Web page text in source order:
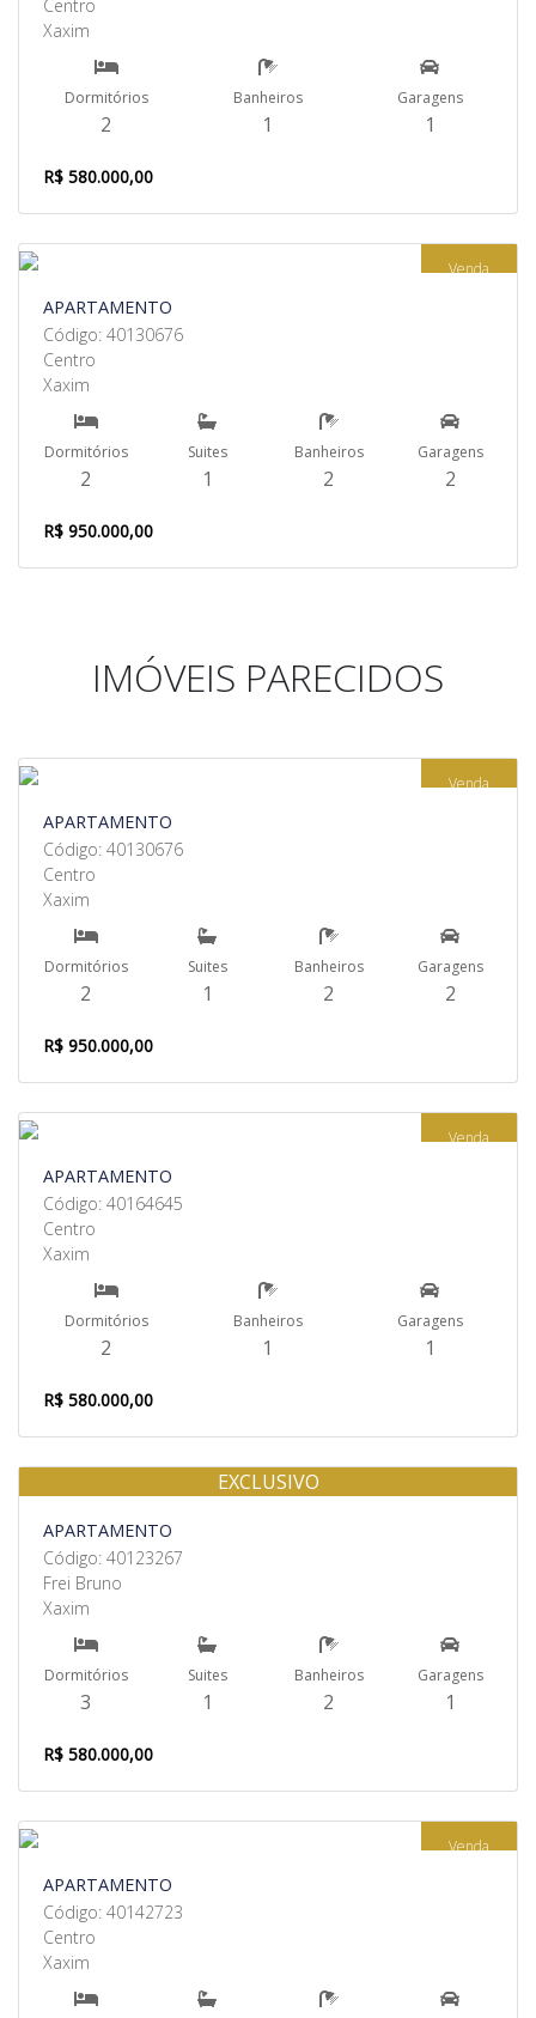
Centro
Xaxim
Dormitórios
2
Banheiros
1
Garagens
1
R$ 580.000,00
Venda
APARTAMENTO
Código: 40130676
Centro
Xaxim
Dormitórios
2
Suites
1
Banheiros
2
Garagens
2
R$ 950.000,00
IMÓVEIS PARECIDOS
Venda
APARTAMENTO
Código: 40130676
Centro
Xaxim
Dormitórios
2
Suites
1
Banheiros
2
Garagens
2
R$ 950.000,00
Venda
APARTAMENTO
Código: 40164645
Centro
Xaxim
Dormitórios
2
Banheiros
1
Garagens
1
R$ 580.000,00
Venda
EXCLUSIVO
APARTAMENTO
Código: 40123267
Frei Bruno
Xaxim
Dormitórios
3
Suites
1
Banheiros
2
Garagens
1
R$ 580.000,00
Venda
APARTAMENTO
Código: 40142723
Centro
Xaxim